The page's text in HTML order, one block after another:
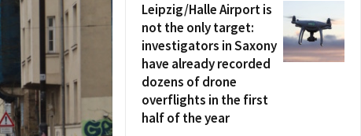
Leipzig/Halle Airport is
not the only target:
investigators in Saxony
have already recorded
dozens of drone
overflights in the first
half of the year